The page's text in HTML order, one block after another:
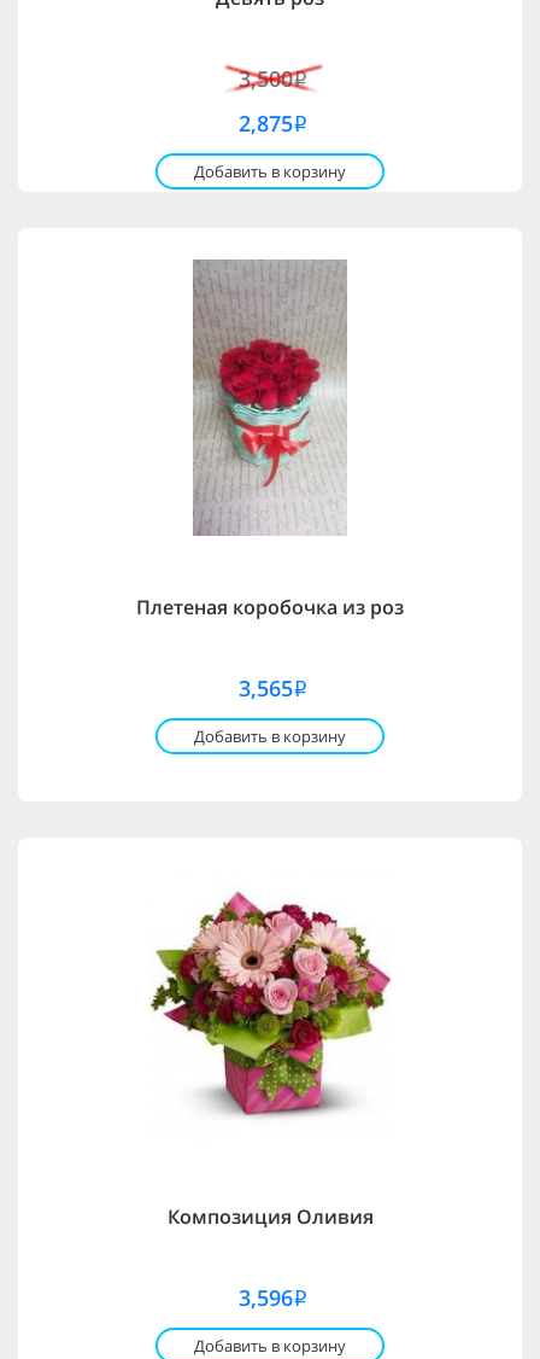
3,500i
2,875i
Добавить в корзину
Плетеная коробочка из роз
3,565i
Добавить в корзину
Композиция Оливия
3,596i
Добавить в корзину